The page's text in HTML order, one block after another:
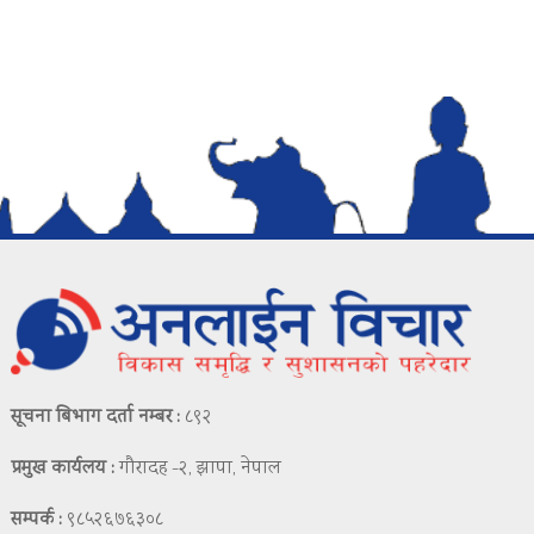
सूचना बिभाग दर्ता नम्बर : ८९२
प्रमुख कार्यलय :गौरादह -२, झापा, नेपाल
सम्पर्क : ९८५२६७६३०८